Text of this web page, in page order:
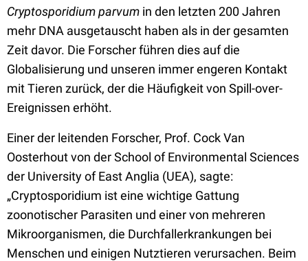
Cryptosporidium parvum in den letzten 200 Jahren
mehr DNA ausgetauscht haben als in der gesamten
Zeit davor. Die Forscher führen dies auf die
Globalisierung und unseren immer engeren Kontakt
mit Tieren zurück, der die Häufigkeit von Spill-over-
Ereignissen erhöht.
Einer der leitenden Forscher, Prof. Cock Van
Oosterhout von der School of Environmental Sciences
der University of East Anglia (UEA), sagte:
„Cryptosporidium ist eine wichtige Gattung
zoonotischer Parasiten und einer von mehreren
Mikroorganismen, die Durchfallerkrankungen bei
Menschen und einigen Nutztieren verursachen. Beim